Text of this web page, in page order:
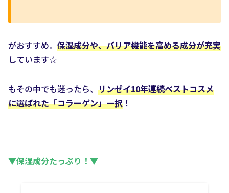
がおすすめ。 保湿成分や、バリア機能を高める成分が充実
しています☆
もその中でも迷ったら、 リンゼイ10年連続ベストコスメ
に選ばれた「コラーゲン」一択 ！
▼保湿成分たっぷり！▼